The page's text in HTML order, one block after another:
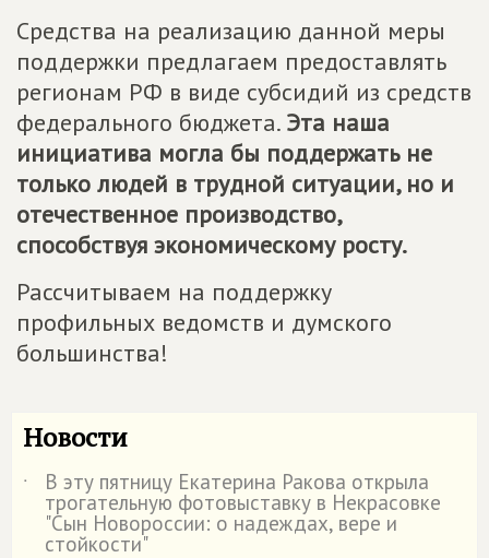
Средства на реализацию данной меры
поддержки предлагаем предоставлять
регионам РФ в виде субсидий из средств
федерального бюджета. Эта наша
инициатива могла бы поддержать не
только людей в трудной ситуации, но и
отечественное производство,
способствуя экономическому росту.
Рассчитываем на поддержку
профильных ведомств и думского
большинства!
Новости
˙ В эту пятницу Екатерина Ракова открыла
трогательную фотовыставку в Некрасовке
"Сын Новороссии: о надеждах, вере и
стойкости"